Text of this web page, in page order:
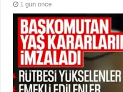
1 gün önce